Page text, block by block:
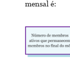
mensal é: